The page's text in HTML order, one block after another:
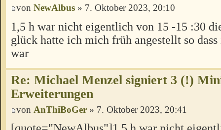
von NewAlbus » 7. Oktober 2023, 20:10
1,5 h war nicht eigentlich von 15 -15 :30
glück hatte ich mich früh angestellt so
war
Re: Michael Menzel signiert 3 (!)
Erweiterungen
von AnThiBoGer » 7. Oktober 2023, 20:41